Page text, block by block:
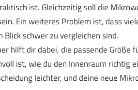
ist. Gleichzeitig soll die
Ein weiteres Problem ist, dass
Blick schwer zu vergleichen sind.
hilft dir dabei, die passende Größe
ist, wie du den Innenraum richtig
leichter, und deine neue